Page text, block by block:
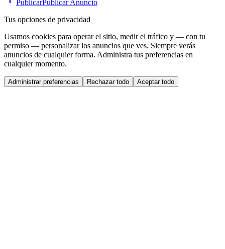
PublicarPublicar Anuncio
Tus opciones de privacidad
Usamos cookies para operar el sitio, medir el tráfico y — con tu
permiso — personalizar los anuncios que ves. Siempre verás
anuncios de cualquier forma. Administra tus preferencias en
cualquier momento.
Administrar preferencias Rechazar todo Aceptar todo